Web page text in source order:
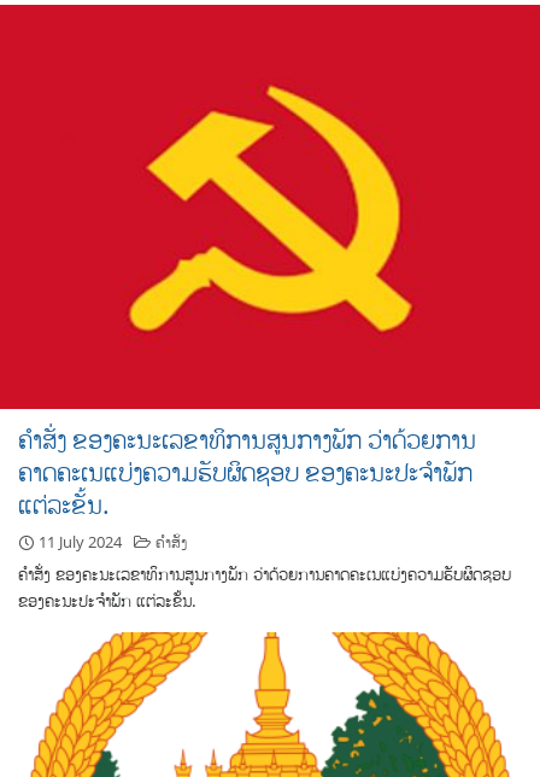
ຄຳສັ່ງ ຂອງຄະນະເລຂາທິການສູນກາງພັກ ວ່າດ້ວຍການ
ຄາດຄະເນແບ່ງຄວາມຮັບຜິດຊອບ ຂອງຄະນະປະຈຳພັກ
ແຕ່ລະຂັ້ນ.
11 July 2024 ຄຳສັ່ງ
ຄຳສັ່ງ ຂອງຄະນະເລຂາທິການສູນກາງພັກ ວ່າດ້ວຍການຄາດຄະເນແບ່ງຄວາມຮັບຜິດຊອບ
ຂອງຄະນະປະຈຳພັກ ແຕ່ລະຂັ້ນ.